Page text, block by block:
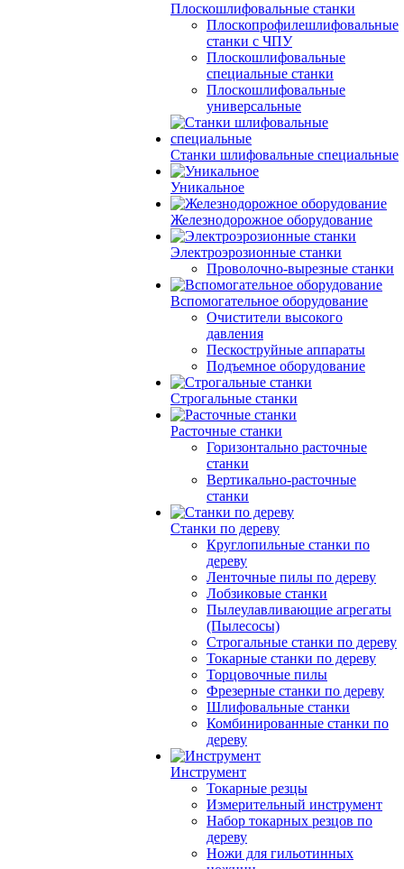
Плоскошлифовальные станки
Плоскопрофилешлифовальные
станки с ЧПУ
Плоскошлифовальные
специальные станки
Плоскошлифовальные
универсальные
Станки шлифовальные специальные
Уникальное
Железнодорожное оборудование
Электроэрозионные станки
Проволочно-вырезные станки
Вспомогательное оборудование
Очистители высокого
давления
Пескоструйные аппараты
Подъемное оборудование
Строгальные станки
Расточные станки
Горизонтально расточные
станки
Вертикально-расточные
станки
Станки по дереву
Круглопильные станки по
дереву
Ленточные пилы по дереву
Лобзиковые станки
Пылеулавливающие агрегаты
(Пылесосы)
Строгальные станки по дереву
Токарные станки по дереву
Торцовочные пилы
Фрезерные станки по дереву
Шлифовальные станки
Комбинированные станки по
дереву
Инструмент
Токарные резцы
Измерительный инструмент
Набор токарных резцов по
дереву
Ножи для гильотинных